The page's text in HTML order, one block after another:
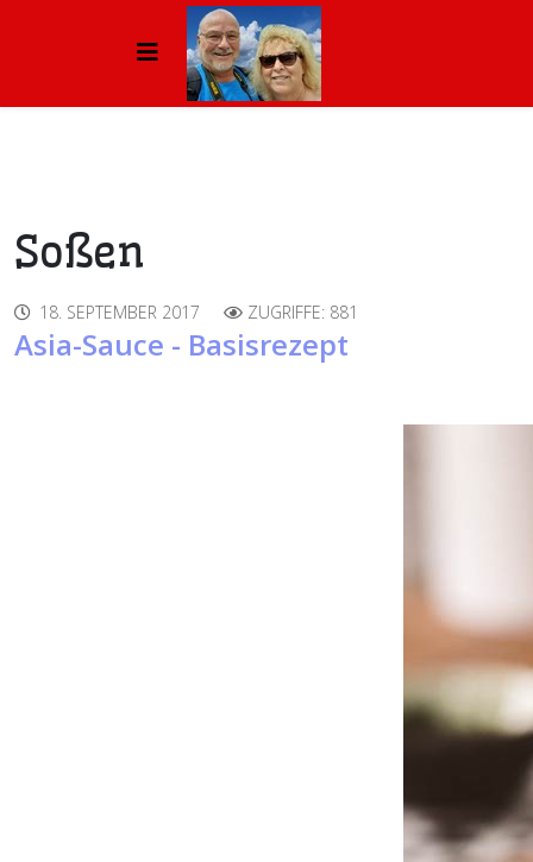
Soßen
18. SEPTEMBER 2017 ZUGRIFFE: 881
Asia-Sauce - Basisrezept